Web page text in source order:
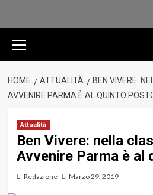
principale
HOME ATTUALITÀ
BEN VIVERE:
AVVENIRE PARMA È AL QUINTO
Attualità
Ben Vivere: nella
Avvenire Parma è al
Redazione Marzo 29, 2019